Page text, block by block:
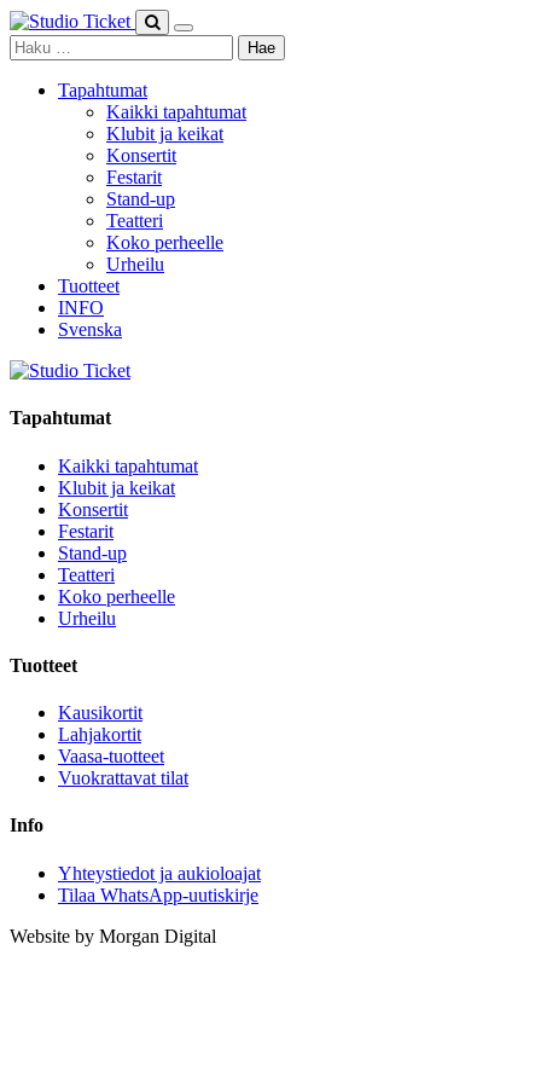
Skip
to
content
Haku:
Tapahtumat
Kaikki tapahtumat
Klubit ja keikat
Konsertit
Festarit
Stand-up
Teatteri
Koko perheelle
Urheilu
Tuotteet
INFO
Svenska
Tapahtumat
Kaikki tapahtumat
Klubit ja keikat
Konsertit
Festarit
Stand-up
Teatteri
Koko perheelle
Urheilu
Tuotteet
Kausikortit
Lahjakortit
Vaasa-tuotteet
Vuokrattavat tilat
Info
Yhteystiedot ja aukioloajat
Tilaa WhatsApp-uutiskirje
Website by Morgan Digital